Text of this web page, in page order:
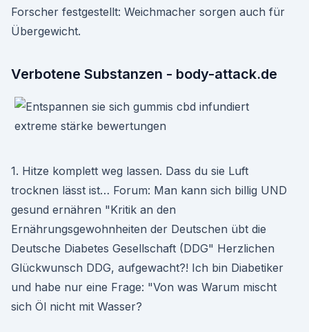
Forscher festgestellt: Weichmacher sorgen auch für
Übergewicht.
Verbotene Substanzen - body-attack.de
1. Hitze komplett weg lassen. Dass du sie Luft
trocknen lässt ist… Forum: Man kann sich billig UND
gesund ernähren "Kritik an den
Ernährungsgewohnheiten der Deutschen übt die
Deutsche Diabetes Gesellschaft (DDG" Herzlichen
Glückwunsch DDG, aufgewacht?! Ich bin Diabetiker
und habe nur eine Frage: "Von was Warum mischt
sich Öl nicht mit Wasser?